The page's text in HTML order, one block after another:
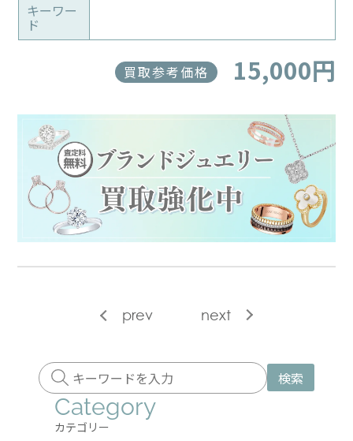
キーワー
ド
買取参考価格 15,000円
prev next
検索
Category
カテゴリー